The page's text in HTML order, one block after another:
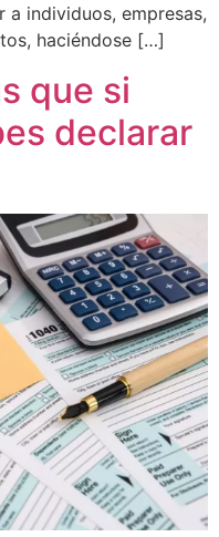
individuos, empresas,
haciéndose […]
que si
declarar